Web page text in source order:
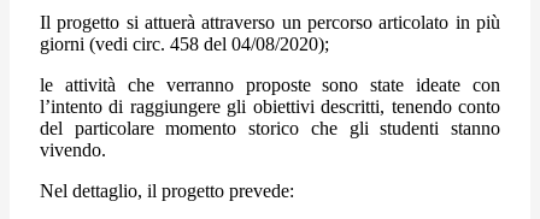
Il progetto si attuerà attraverso un percorso articolato in più
giorni (vedi circ. 458 del 04/08/2020);
le attività che verranno proposte sono state ideate con
l’intento di raggiungere gli obiettivi descritti, tenendo conto
del particolare momento storico che gli studenti stanno
vivendo.
Nel dettaglio, il progetto prevede: